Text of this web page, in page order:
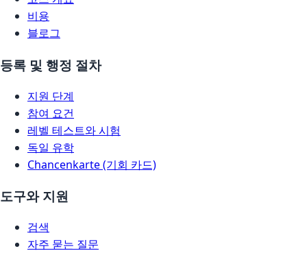
비용
블로그
등록 및 행정 절차
지원 단계
참여 요건
레벨 테스트와 시험
독일 유학
Chancenkarte (기회 카드)
도구와 지원
검색
자주 묻는 질문